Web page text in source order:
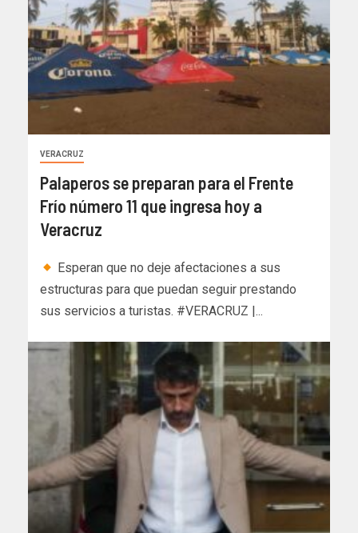
VERACRUZ
Palaperos se preparan para el Frente
Frío número 11 que ingresa hoy a
Veracruz
Esperan que no deje afectaciones a sus
estructuras para que puedan seguir prestando
sus servicios a turistas. #VERACRUZ |...